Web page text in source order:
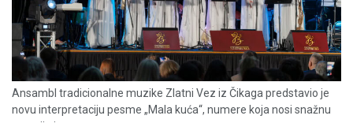
Ansambl tradicionalne muzike Zlatni Vez iz Čikaga predstavio je
novu interpretaciju pesme „Mala kuća“, numere koja nosi snažnu